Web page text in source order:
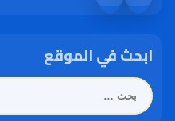
ابحث في الموقع
البحث
عن: